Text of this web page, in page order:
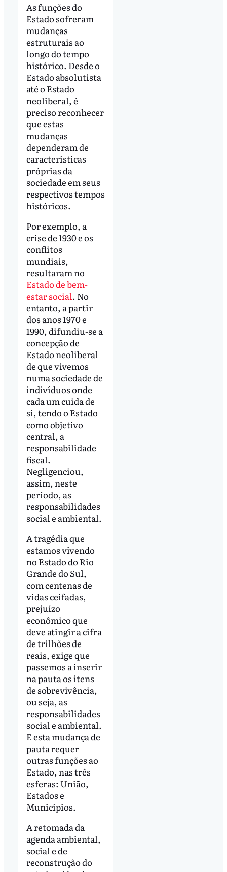
As funções do
Estado sofreram
mudanças
estruturais ao
longo do tempo
histórico. Desde o
Estado absolutista
até o Estado
neoliberal, é
preciso reconhecer
que estas
mudanças
dependeram de
características
próprias da
sociedade em seus
respectivos tempos
históricos.
Por exemplo, a
crise de 1930 e os
conflitos
mundiais,
resultaram no
Estado de bem-
estar social. No
entanto, a partir
dos anos 1970 e
1990, difundiu-se a
concepção de
Estado neoliberal
de que vivemos
numa sociedade de
indivíduos onde
cada um cuida de
si, tendo o Estado
como objetivo
central, a
responsabilidade
fiscal.
Negligenciou,
assim, neste
período, as
responsabilidades
social e ambiental.
A tragédia que
estamos vivendo
no Estado do Rio
Grande do Sul,
com centenas de
vidas ceifadas,
prejuízo
econômico que
deve atingir a cifra
de trilhões de
reais, exige que
passemos a inserir
na pauta os itens
de sobrevivência,
ou seja, as
responsabilidades
social e ambiental.
E esta mudança de
pauta requer
outras funções ao
Estado, nas três
esferas: União,
Estados e
Municípios.
A retomada da
agenda ambiental,
social e de
reconstrução do